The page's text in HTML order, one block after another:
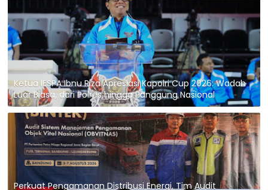
Ketua IESPA Ibnu Riza Apresiasi Kapolri Cup 2026: Wadah
Luar Biasa, dari Polres hingga Panggung Nasional
Perkuat Pengamanan Distribusi Energi, Tim Audit